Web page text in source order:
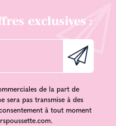
exclusives :
de la part de
sera pas transmise à des
à tout moment
.